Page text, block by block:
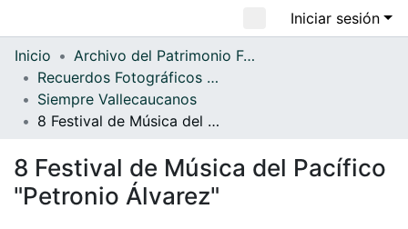
Todo DSpace
Estadísticas
Iniciar sesión
Inicio
Archivo del Patrimonio Fotográfico y Fílmico del Valle del Cauca
Recuerdos Fotográficos Vallecaucanos
Siempre Vallecaucanos
8 Festival de Música del Pacífico "Petronio Álvarez"
8 Festival de Música del Pacífico
"Petronio Álvarez"